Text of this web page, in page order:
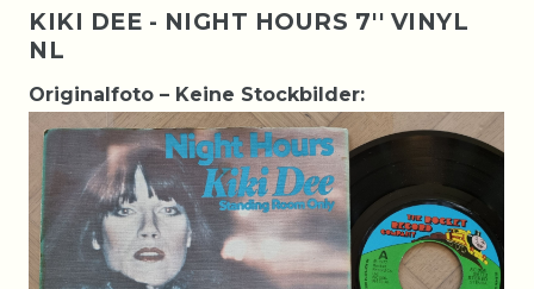
KIKI DEE - NIGHT HOURS 7'' VINYL
NL
Originalfoto – Keine Stockbilder: